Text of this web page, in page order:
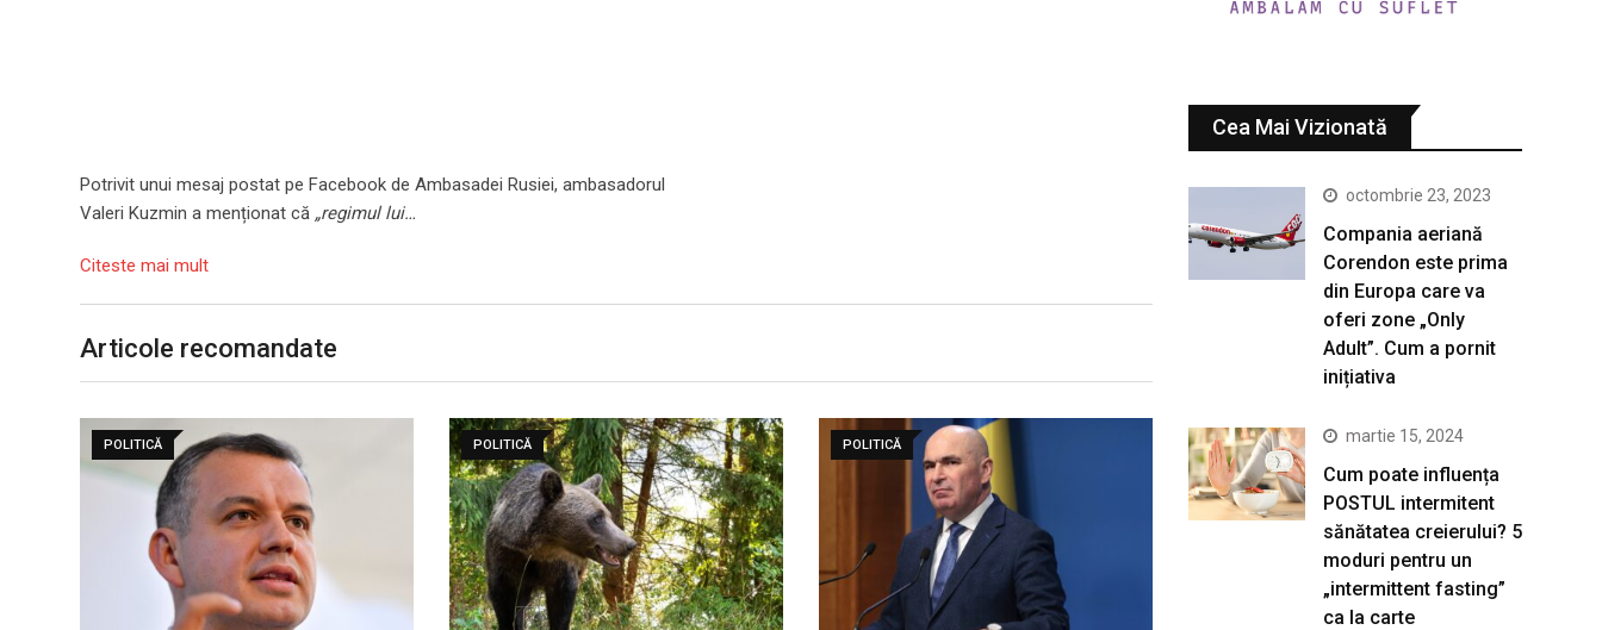
Potrivit unui mesaj postat pe Facebook de Ambasadei Rusiei, ambasadorul
Valeri Kuzmin a menționat că „regimul lui…
Citeste mai mult
Articole recomandate
POLITICĂ POLITICĂ POLITICĂ
Cea Mai Vizionată
octombrie 23, 2023
Compania aeriană
Corendon este prima
din Europa care va
oferi zone „Only
Adult”. Cum a pornit
inițiativa
martie 15, 2024
Cum poate influența
POSTUL intermitent
sănătatea creierului? 5
moduri pentru un
„intermittent fasting”
ca la carte